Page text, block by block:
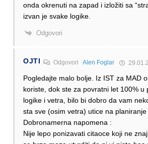
onda okrenuti na zapad i izložiti sa
izvan je svake logike.
Odgovori
OJTI Odgovori Alen Foglar
Pogledajte malo bolje. Iz IST za MAD
koriste, dok ste za povratni let 100% u
logike i vetra, bilo bi dobro da vam
sta sve (osim vetra) utice na planiranje
Dobronamerna napomena :
Nije lepo ponizavati citaoce koji ne